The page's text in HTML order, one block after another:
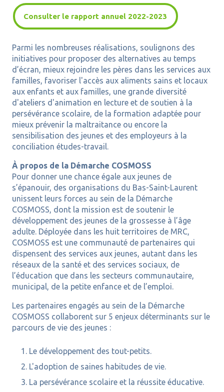
Consulter le rapport annuel 2022-2023
Parmi les nombreuses réalisations, soulignons des
initiatives pour proposer des alternatives au temps
d’écran, mieux rejoindre les pères dans les services aux
familles, favoriser l'accès aux aliments sains et locaux
aux enfants et aux familles, une grande diversité
d'ateliers d'animation en lecture et de soutien à la
persévérance scolaire, de la formation adaptée pour
mieux prévenir la maltraitance ou encore la
sensibilisation des jeunes et des employeurs à la
conciliation études-travail.
À propos de la Démarche COSMOSS
Pour donner une chance égale aux jeunes de
s’épanouir, des organisations du Bas-Saint-Laurent
unissent leurs forces au sein de la Démarche
COSMOSS, dont la mission est de soutenir le
développement des jeunes de la grossesse à l’âge
adulte. Déployée dans les huit territoires de MRC,
COSMOSS est une communauté de partenaires qui
dispensent des services aux jeunes, autant dans les
réseaux de la santé et des services sociaux, de
l’éducation que dans les secteurs communautaire,
municipal, de la petite enfance et de l’emploi.
Les partenaires engagés au sein de la Démarche
COSMOSS collaborent sur 5 enjeux déterminants sur le
parcours de vie des jeunes :
Le développement des tout-petits.
L'adoption de saines habitudes de vie.
La persévérance scolaire et la réussite éducative.